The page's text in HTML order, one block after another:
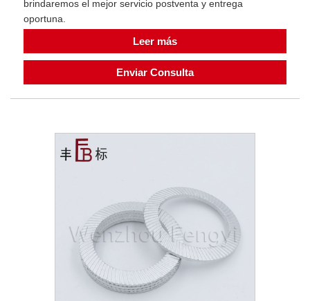
brindaremos el mejor servicio postventa y entrega
oportuna.
Leer más
Enviar Consulta